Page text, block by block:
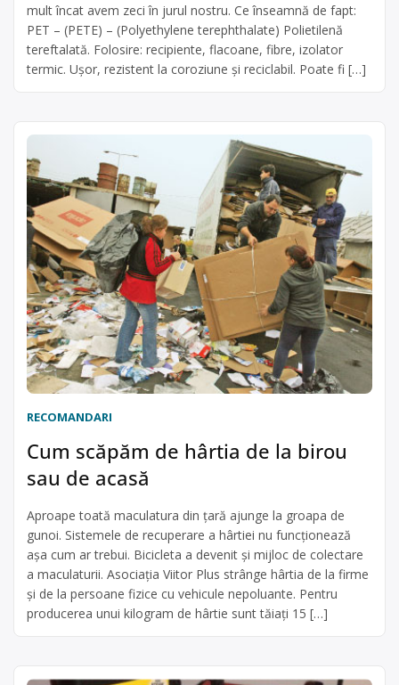
mult încat avem zeci în jurul nostru. Ce înseamnă de fapt:
PET – (PETE) – (Polyethylene terephthalate) Polietilenă
tereftalată. Folosire: recipiente, flacoane, fibre, izolator
termic. Uşor, rezistent la coroziune și reciclabil. Poate fi […]
RECOMANDARI
Cum scăpăm de hârtia de la birou
sau de acasă
Aproape toată maculatura din ţară ajunge la groapa de
gunoi. Sistemele de recuperare a hârtiei nu funcţionează
aşa cum ar trebui. Bicicleta a devenit şi mijloc de colectare
a maculaturii. Asociaţia Viitor Plus strânge hârtia de la firme
şi de la persoane fizice cu vehicule nepoluante. Pentru
producerea unui kilogram de hârtie sunt tăiaţi 15 […]